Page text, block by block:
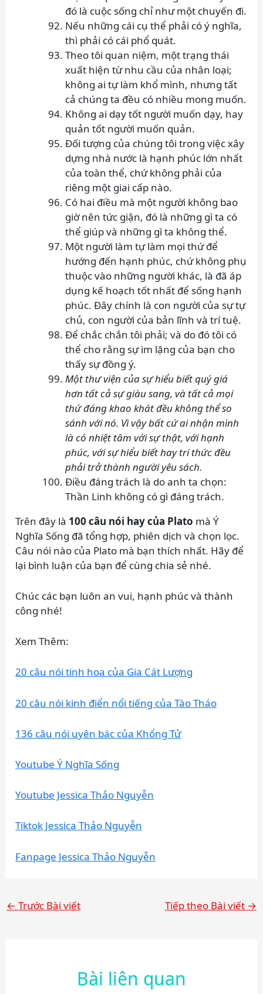
đó là cuộc sống chỉ như một chuyến đi.
Nếu những cái cụ thể phải có ý nghĩa,
thì phải có cái phổ quát.
Theo tôi quan niệm, một trạng thái
xuất hiện từ nhu cầu của nhân loại;
không ai tự làm khổ mình, nhưng tất
cả chúng ta đều có nhiều mong muốn.
Không ai dạy tốt người muốn dạy, hay
quản tốt người muốn quản.
Đối tượng của chúng tôi trong việc xây
dựng nhà nước là hạnh phúc lớn nhất
của toàn thể, chứ không phải của
riêng một giai cấp nào.
Có hai điều mà một người không bao
giờ nên tức giận, đó là những gì ta có
thể giúp và những gì ta không thể.
Một người làm tự làm mọi thứ để
hướng đến hạnh phúc, chứ không phụ
thuộc vào những người khác, là đã áp
dụng kế hoạch tốt nhất để sống hạnh
phúc. Đây chính là con người của sự tự
chủ, con người của bản lĩnh và trí tuệ.
Để chắc chắn tôi phải; và do đó tôi có
thể cho rằng sự im lặng của bạn cho
thấy sự đồng ý.
Một thư viện của sự hiểu biết quý giá
hơn tất cả sự giàu sang, và tất cả mọi
thứ đáng khao khát đều không thể so
sánh với nó. Vì vậy bất cứ ai nhận mình
là có nhiệt tâm với sự thật, với hạnh
phúc, với sự hiểu biết hay tri thức đều
phải trở thành người yêu sách.
Điều đáng trách là do anh ta chọn:
Thần Linh không có gì đáng trách.
Trên đây là 100 câu nói hay của Plato mà Ý
Nghĩa Sống đã tổng hợp, phiên dịch và chọn lọc.
Câu nói nào của Plato mà bạn thích nhất. Hãy để
lại bình luận của bạn để cùng chia sẻ nhé.
Chúc các bạn luôn an vui, hạnh phúc và thành
công nhé!
Xem Thêm:
20 câu nói tinh hoa của Gia Cát Lượng
20 câu nói kinh điển nổi tiếng của Tào Tháo
136 câu nói uyên bác của Khổng Tử
Youtube Ý Nghĩa Sống
Youtube Jessica Thảo Nguyễn
Tiktok Jessica Thảo Nguyễn
Fanpage Jessica Thảo Nguyễn
← Trước Bài viết Tiếp theo Bài viết →
Bài liên quan